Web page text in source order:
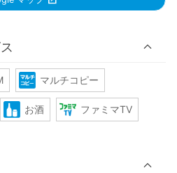
マルチコピー
お酒 ファミマTV